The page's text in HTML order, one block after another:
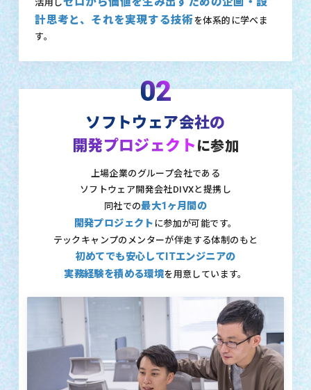
活用し
計思考と、それを実現する技術を体系的に学べま
す。
02
ソフトウェア会社の
開発プロジェクト に参加
上場企業のグループ会社である
ソフトウェア開発会社DIVXと提携し
同社での最大1ヶ月間の
開発プロジェクト に参加が可能です。
テックキャンプのメンターが伴走する体制のもと
初めてでも安心してITエンジニアの
実務経験を積める環境を用意しています。